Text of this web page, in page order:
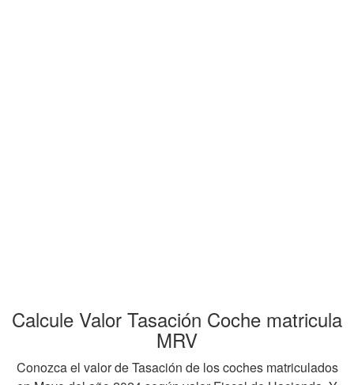
Calcule Valor Tasación Coche matricula
MRV
Conozca el valor de Tasación de los coches matriculados